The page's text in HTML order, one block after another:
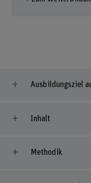
Ausbildungsziel
Inhalt
Methodik